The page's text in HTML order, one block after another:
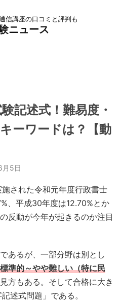
信講座の口コミと評判も
ニュース
記述式！難易度・
ーワードは？【動
月5日
された令和元年度行政書士
、平成30年度は12.70%とか
反動が今年が起きるのか注目
あるが、一部分野は別とし
標準的～やや難しい（特に民
方もある。そして合格に大き
述式問題」である。